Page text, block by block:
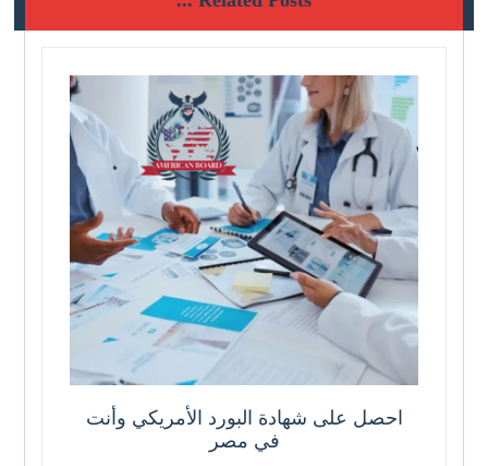
احصل على شهادة البورد الأمريكي وأنت
في مصر